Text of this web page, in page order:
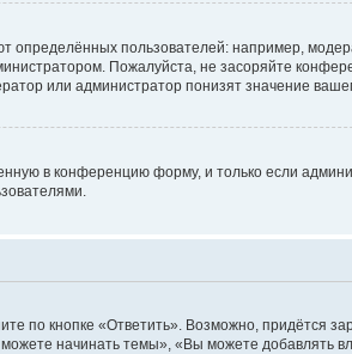
пользователей: например,
Пожалуйста, не засоряйте
или администратор понизят значение
в конференцию форму, и только если
по кнопке «Ответить». Возможно, придётся
начинать темы», «Вы можете добавлять